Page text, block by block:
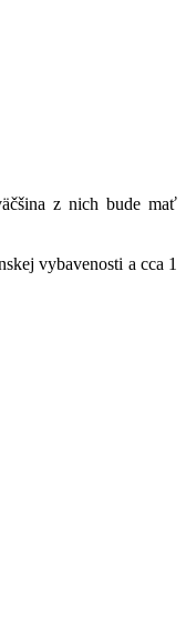
z nich bude mať
vybavenosti a cca 1